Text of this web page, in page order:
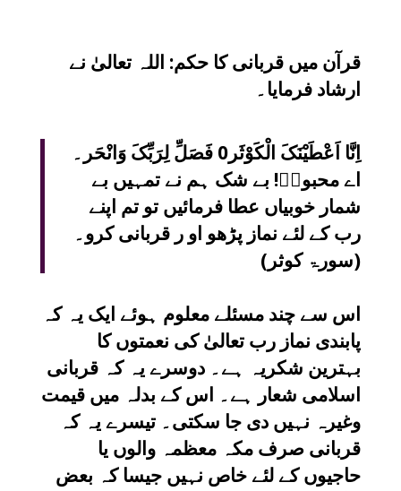
قرآن میں قربانی کا حکم: اللہ تعالیٰ نے
ارشاد فرمایا۔
اِنَّا اَعْطَیْنَکَ الْکَوْثَر0 فَصَلِّ لِرَبِّکَ وَانْحَر۔
اے محبوبؐ! بے شک ہم نے تمہیں بے
شمار خوبیاں عطا فرمائیں تو تم اپنے
رب کے لئے نماز پڑھو او ر قربانی کرو۔
(سورۃ کوثر)
اس سے چند مسئلے معلوم ہوئے ایک یہ کہ
پابندی نماز رب تعالیٰ کی نعمتوں کا
بہترین شکریہ ہے۔ دوسرے یہ کہ قربانی
اسلامی شعار ہے۔ اس کے بدلہ میں قیمت
وغیرہ نہیں دی جا سکتی۔ تیسرے یہ کہ
قربانی صرف مکہ معظمہ والوں یا
حاجیوں کے لئے خاص نہیں جیسا کہ بعض